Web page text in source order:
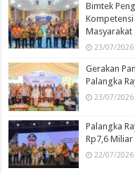
Bimtek
Masyarakat
23/07/2026
Gerakan
Palangka
23/07/2026
Palangka
Rp7,6 Miliar
22/07/2026